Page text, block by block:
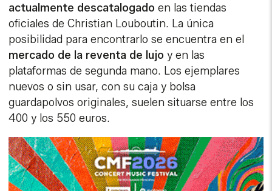
actualmente descatalogado en las tiendas
oficiales de Christian Louboutin. La única
posibilidad para encontrarlo se encuentra en el
mercado de la reventa de lujo y en las
plataformas de segunda mano. Los ejemplares
nuevos o sin usar, con su caja y bolsa
guardapolvos originales, suelen situarse entre los
400 y los 550 euros.